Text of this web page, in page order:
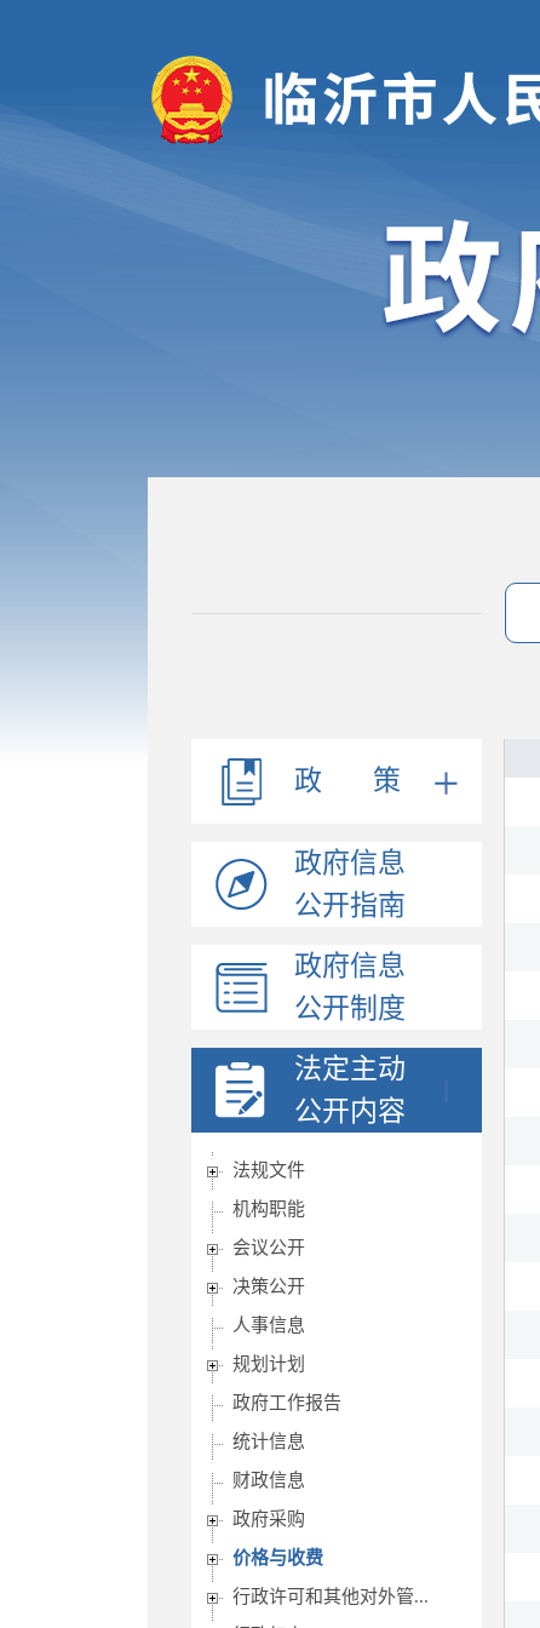
政 策
政府信息
公开指南
政府信息
公开制度
法定主动
公开内容
法规文件
机构职能
会议公开
决策公开
人事信息
规划计划
政府工作报告
统计信息
财政信息
政府采购
价格与收费
行政许可和其他对外管...